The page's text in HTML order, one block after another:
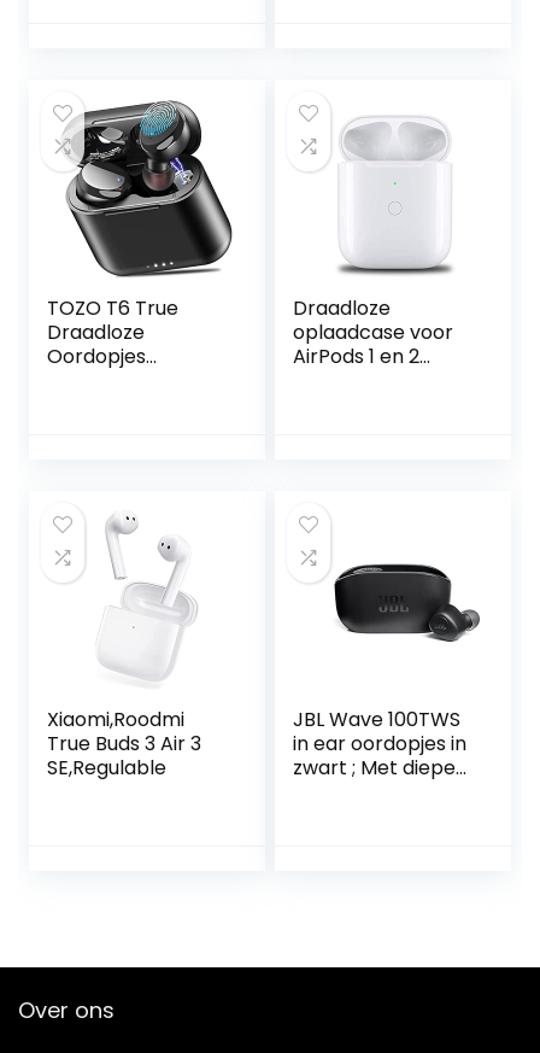
Bluetooth-
hoofdtelefoon
IPX7 waterdicht,
mini-ontwerp,
aanraakbediening
(zwart)
TOZO T6 True
Draadloze
Oordopjes
Stereo
Oortelefoon in Ear
Headset Premium
Diepe Bas Zwart
Draadloze
oplaadcase voor
AirPods 1 en 2
oplaadcase met
ingebouwde 450
mAh batterij
Xiaomi,Roodmi
True Buds 3 Air 3
SE,Regulable
JBL Wave 100TWS
in ear oordopjes in
zwart ; Met diepe
Over ons